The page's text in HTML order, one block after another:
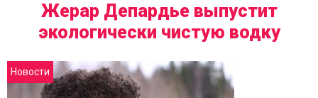
Жерар Депардье выпустит
экологически чистую водку
Новости